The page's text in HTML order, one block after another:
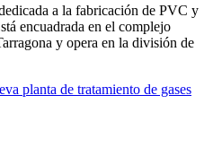
a la fabricación de PVC y
encuadrada en el complejo
y opera en la división de
planta de tratamiento de gases